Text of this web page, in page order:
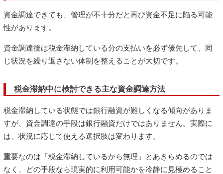
資金調達できても、管理が不十分だと再び資金不足に陥る可能
性があります。
資金調達後は税金滞納している分の支払いを必ず優先して、同
じ状況を繰り返さない体制を整えることが大切です。
税金滞納中に検討できる主な資金調達方法
税金滞納している状態では銀行融資が難しくなる傾向がありま
すが、資金調達の手段は銀行融資だけではありません。実際に
は、状況に応じて使える選択肢は変わります。
重要なのは「税金滞納しているから無理」とあきらめるのでは
なく、どの手段なら現実的に利用可能かを冷静に見極めること